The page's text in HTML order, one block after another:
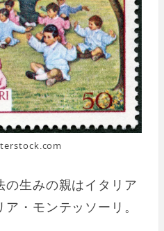
の生みの親はイタリア
・モンテッソーリ。